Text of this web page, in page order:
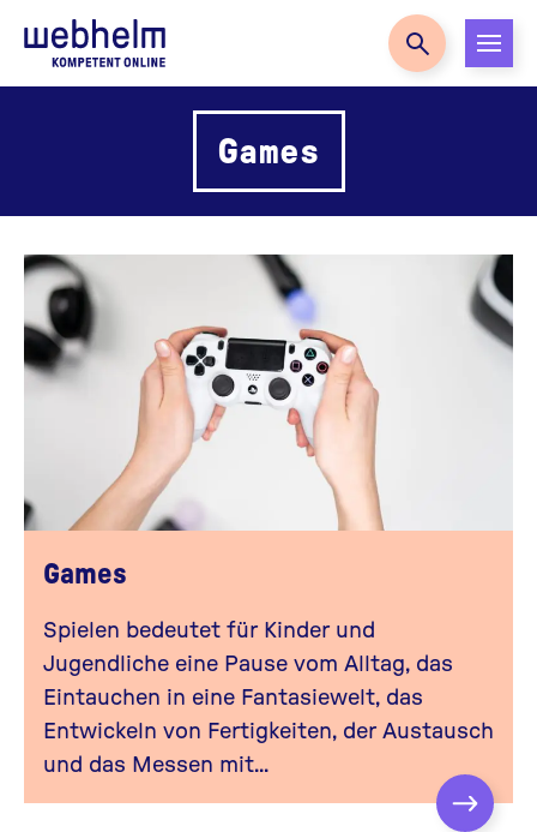
Zur Startseite
Games
Games
Spielen bedeutet für Kinder und
Jugendliche eine Pause vom Alltag, das
Eintauchen in eine Fantasiewelt, das
Entwickeln von Fertigkeiten, der Austausch
und das Messen mit...